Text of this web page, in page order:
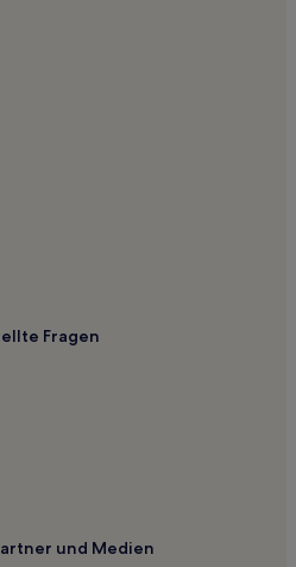
City
City
Fragen
und Medien